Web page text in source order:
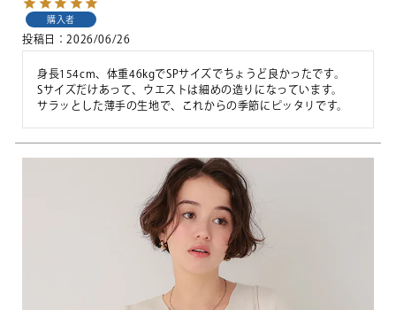
購入者
投稿日 2026/06/26
身長154cm、体重46kgでSPサイズでちょうど良かったです。
Sサイズだけあって、ウエストは細めの造りになっています。
サラッとした薄手の生地で、これからの季節にピッタリです。